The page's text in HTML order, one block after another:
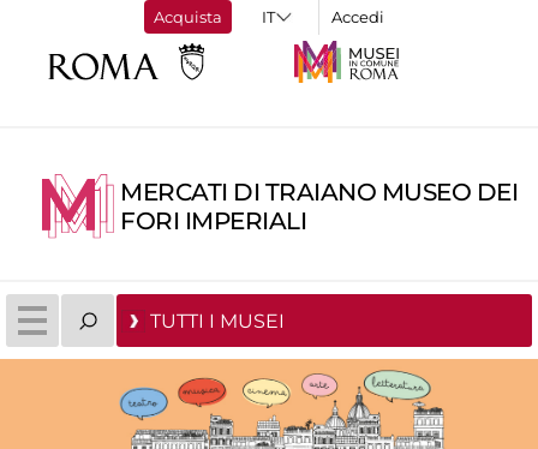
Acquista Accedi
MERCATI DI TRAIANO MUSEO DEI
FORI IMPERIALI
TUTTI I MUSEI